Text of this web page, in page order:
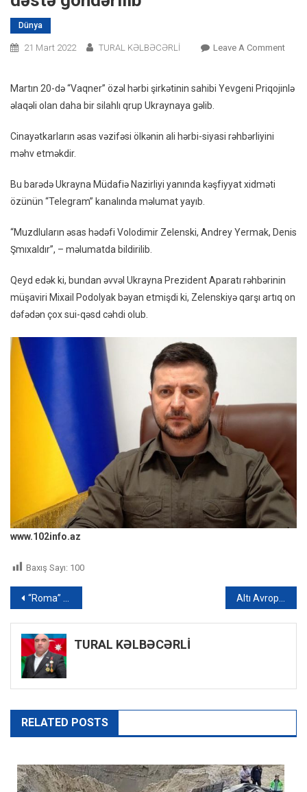
Dünya
21 Mart 2022 TURAL KƏLBƏCƏRLİ Leave A CommentOn
Martın 20-də “Vaqner” özəl hərbi şirkətinin sahibi Yevgeni Priqojinlə
əlaqəli olan daha bir silahlı qrup Ukraynaya gəlib.
Cinayətkarların əsas vəzifəsi ölkənin ali hərbi-siyasi rəhbərliyini
məhv etməkdir.
Bu barədə Ukrayna Müdafiə Nazirliyi yanında kəşfiyyat xidməti
özünün “Telegram” kanalında məlumat yayıb.
“Muzdluların əsas hədəfi Volodimir Zelenski, Andrey Yermak, Denis
Şmıxaldır”, – məlumatda bildirilib.
Qeyd edək ki, bundan əvvəl Ukrayna Prezident Aparatı rəhbərinin
müşaviri Mixail Podolyak bəyan etmişdi ki, Zelenskiyə qarşı artıq on
dəfədən çox sui-qəsd cəhdi olub.
www.102info.az
Baxış Sayı: 100
Yazı
naviqasiyası
“Roma” “Latsio”nu darmadağın etdi
TURAL KƏLBƏCƏRLİ
RELATED POSTS